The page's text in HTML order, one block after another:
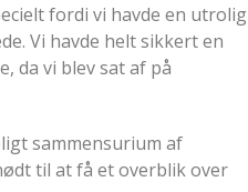
fordi vi havde en utrolig
Vi havde helt sikkert en
da vi blev sat af på
sammensurium af
til at få et overblik over